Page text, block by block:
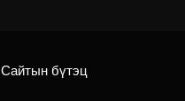
Сайтын бүтэц